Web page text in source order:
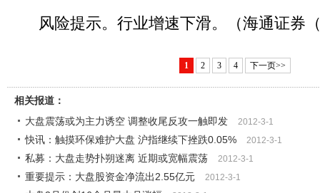
风险提示。行业增速下滑。（海通证券
1 2 3 4 下一页>>
相关报道：
大盘震荡或为主力诱空 调整收尾反攻一触即发
2012-3-1
快讯：触摸环保难护大盘 沪指继续下挫跌0.05% 2012-3-1
私募：大盘走势扑朔迷离 近期或宽幅震荡 2012-3-1
重要提示：大盘股资金净流出2.55亿元 2012-3-1